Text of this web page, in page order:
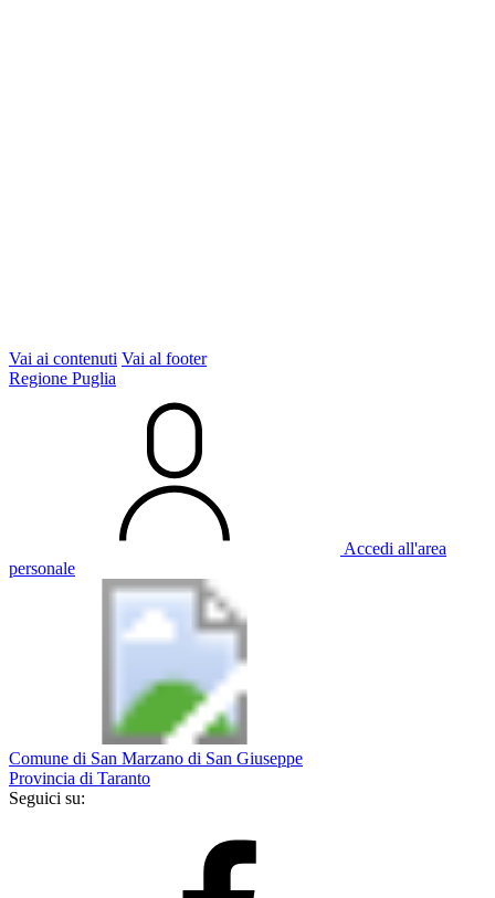
Vai ai contenuti Vai al footer
Regione Puglia
Accedi all'area
personale
Comune di San Marzano di San Giuseppe
Provincia di Taranto
Seguici su: